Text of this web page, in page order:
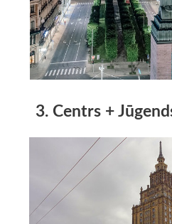
3. Centrs +